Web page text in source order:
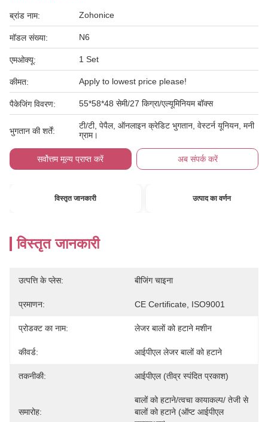
ब्रांड नाम: Zohonice
मॉडल संख्या: N6
एमओक्यू: 1 Set
कीमत: Apply to lowest price please!
पैकेजिंग विवरण: 55*58*48 सेमी/27 किग्रा/एल्यूमिनियम बॉक्स
भुगतान की शर्तें:
टी/टी, पेपैल, ऑनलाइन क्रेडिट भुगतान, वेस्टर्न यूनियन, मनी
ग्राम।
सर्वोत्तम मूल्य प्राप्त करें अब संपर्क करें
विस्तृत जानकारी उत्पाद का वर्णन
विस्तृत जानकारी
उत्पत्ति के प्लेस: बीजिंग चाइना
प्रमाणन: CE Certificate, ISO9001
प्रोडक्ट का नाम: लेजर बालों को हटाने मशीन
कीवर्ड: आईपीएल लेजर बालों को हटाने
तकनीकी: आईपीएल (तीव्र स्पंदित प्रकाश)
समारोह:
बालों को हटाने/त्वचा कायाकल्प/ तेजी से
बालों को हटाने (ऑप्ट आईपीएल